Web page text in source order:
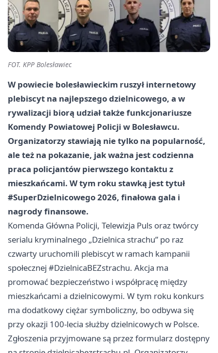
FOT. KPP Bolesławiec
W powiecie bolesławieckim ruszył internetowy
plebiscyt na najlepszego dzielnicowego, a w
rywalizacji biorą udział także funkcjonariusze
Komendy Powiatowej Policji w Bolesławcu.
Organizatorzy stawiają nie tylko na popularność,
ale też na pokazanie, jak ważna jest codzienna
praca policjantów pierwszego kontaktu z
mieszkańcami. W tym roku stawką jest tytuł
#SuperDzielnicowego 2026, finałowa gala i
nagrody finansowe.
Komenda Główna Policji, Telewizja Puls oraz twórcy
serialu kryminalnego „Dzielnica strachu” po raz
czwarty uruchomili plebiscyt w ramach kampanii
społecznej #DzielnicaBEZstrachu. Akcja ma
promować bezpieczeństwo i współpracę między
mieszkańcami a dzielnicowymi. W tym roku konkurs
ma dodatkowy ciężar symboliczny, bo odbywa się
przy okazji 100-lecia służby dzielnicowych w Polsce.
Zgłoszenia przyjmowane są przez formularz dostępny